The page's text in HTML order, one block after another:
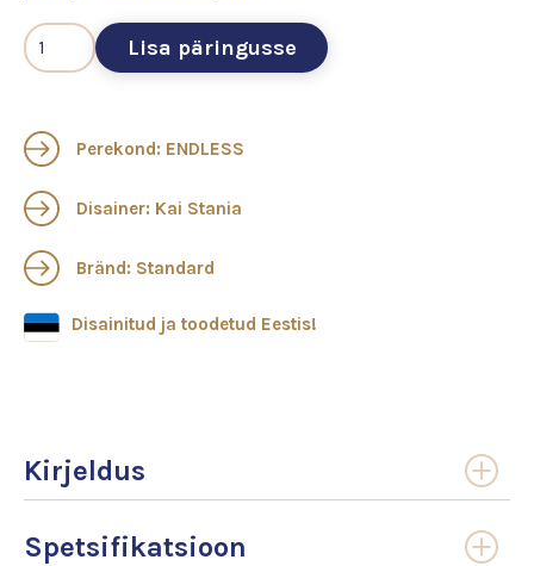
Lisa päringusse
Perekond: ENDLESS
Disainer: Kai Stania
Bränd: Standard
Disainitud ja toodetud Eestis!
Kirjeldus
Spetsifikatsioon